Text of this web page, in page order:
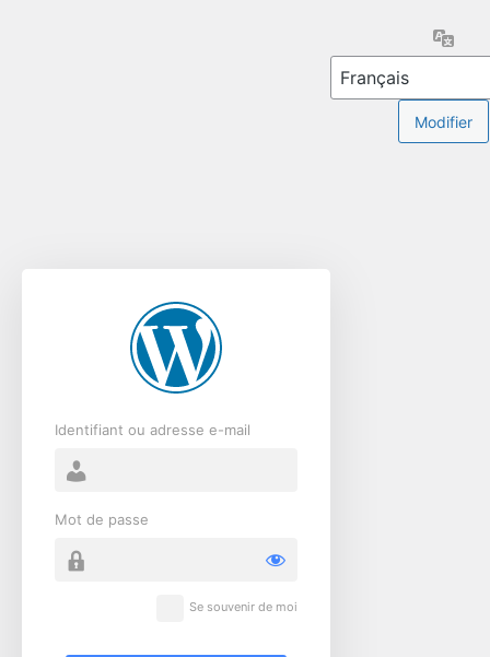
Identifiant ou adresse e-mail
Mot de passe
Se souvenir de moi